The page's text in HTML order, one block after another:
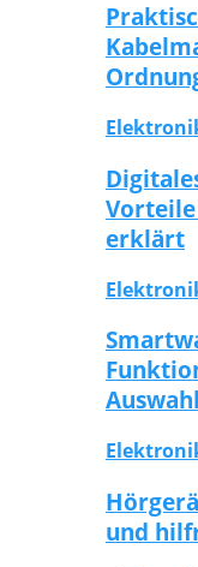
erklärt
und